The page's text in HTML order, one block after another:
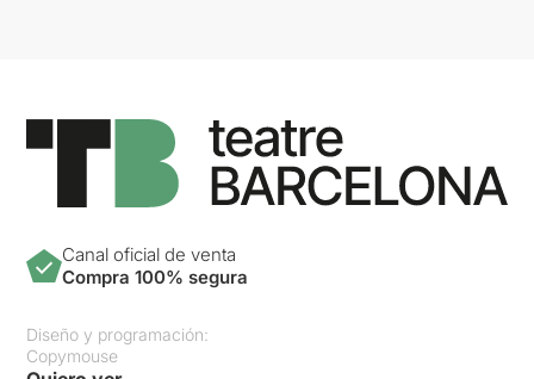
Canal oficial de venta
Compra 100% segura
Diseño y programación:
Copymouse